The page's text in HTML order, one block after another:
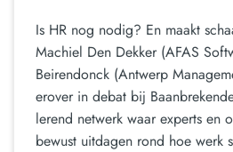
Is HR nog nodig? En maakt
Machiel Den Dekker (AFAS
Beirendonck (Antwerp
erover in debat bij
lerend netwerk waar experts en
bewust uitdagen rond hoe werk